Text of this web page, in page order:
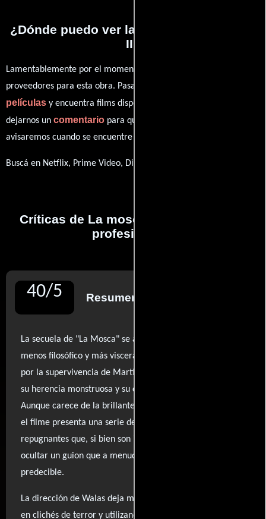
¿Dónde puedo ver la películas La mosca
II?
Lamentablemente por el momento no contamos con enlaces a
proveedores para esta obra. Pasa por nuestro catálogo de
películas y encuentra films disponibles. También puedes
dejarnos un comentario para que le demos prioridad y te
avisaremos cuando se encuentre disponible
Buscá en Netflix, Prime Video, Disney+
Críticas de La mosca II realizadas por
profesionales
40/5 Resumen de reseñas
La secuela de "La Mosca" se adentra en un territorio
menos filosófico y más visceral, centrándose en la lucha
por la supervivencia de Martin, un joven atrapado entre
su herencia monstruosa y su deseo de ser humano.
Aunque carece de la brillantez y profundidad del original,
el filme presenta una serie de efectos especiales
repugnantes que, si bien son impactantes, no logran
ocultar un guion que a menudo se siente torpe y
predecible.
La dirección de Walas deja mucho que desear, cayendo
en clichés de terror y utilizando gráficos por computadora